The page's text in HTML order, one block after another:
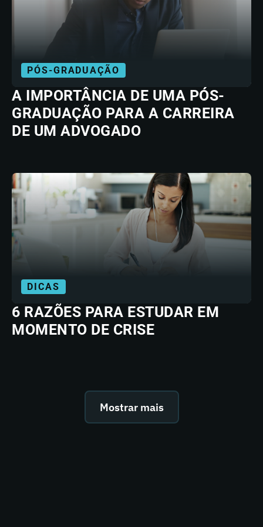
PÓS-GRADUAÇÃO
A IMPORTÂNCIA DE UMA PÓS-
GRADUAÇÃO PARA A CARREIRA
DE UM ADVOGADO
DICAS
6 RAZÕES PARA ESTUDAR EM
MOMENTO DE CRISE
Mostrar mais